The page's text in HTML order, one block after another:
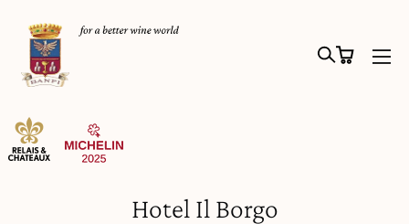
Hotel Il Borgo